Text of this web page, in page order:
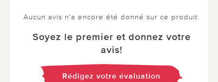
Aucun avis n'a encore été donné sur ce produit.
Soyez le premier et donnez votre
avis!
Rédigez votre évaluation